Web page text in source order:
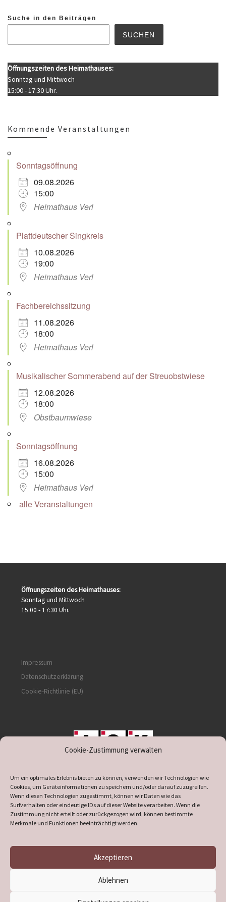
Cookie-Zustimmung verwalten
Um ein optimales Erlebnis bieten zu können, verwenden wir Technologien wie
Cookies, um Geräteinformationen zu speichern und/oder darauf zuzugreifen.
Wenn diesen Technologien zugestimmt, können wir Daten wie das
Surfverhalten oder eindeutige IDs auf dieser Website verarbeiten. Wenn die
Zustimmung nicht erteilt oder zurückgezogen wird, können bestimmte
Merkmale und Funktionen beeinträchtigt werden.
Akzeptieren
Ablehnen
Suche in den Beiträgen
SUCHEN
Öffnungszeiten des Heimathauses:
Sonntag und Mittwoch
15:00 - 17:30 Uhr.
Kommende Veranstaltungen
Sonntagsöffnung
09.08.2026
15:00
Heimathaus Verl
Plattdeutscher Singkreis
10.08.2026
19:00
Heimathaus Verl
Fachbereichssitzung
11.08.2026
18:00
Heimathaus Verl
Musikalischer Sommerabend auf der Streuobstwiese
12.08.2026
18:00
Obstbaumwiese
Sonntagsöffnung
16.08.2026
15:00
Heimathaus Verl
alle Veranstaltungen
Öffnungszeiten des Heimathauses:
Sonntag und Mittwoch
15:00 - 17:30 Uhr.
Impressum
Datenschutzerklärung
Cookie-Richtlinie (EU)
supported by DÖ
Heimatverein Verl– Alle Rechte vorbehalten